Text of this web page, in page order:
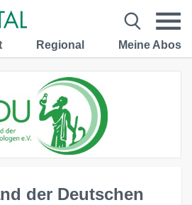
Regional Meine Abos
der Deutschen